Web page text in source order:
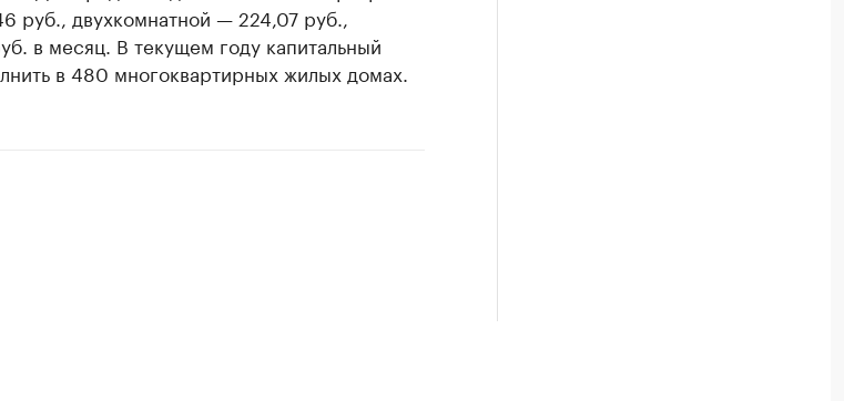
руб., двухкомнатной — 224,07 руб.,
в месяц. В текущем году капитальный
в 480 многоквартирных жилых домах.